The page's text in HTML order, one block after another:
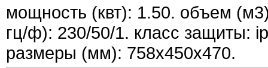
мощность (квт): 1.50. объем
гц/ф): 230/50/1. класс защиты:
размеры (мм): 758x450x470.